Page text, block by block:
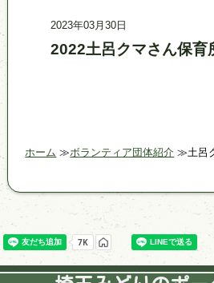
記事更新日時
2023年03月30日
事業名
2022土呂クマさん保育
ホーム ボランティア団体紹介 土呂